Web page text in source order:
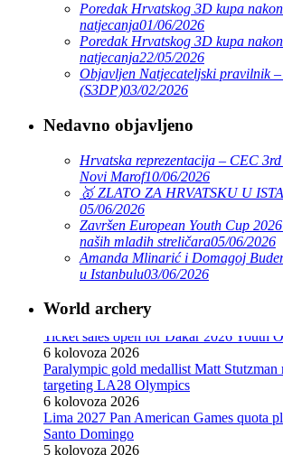
Poredak Hrvatskog 3D kupa
natjecanja01/06/2026
Poredak Hrvatskog 3D kupa
natjecanja22/05/2026
Objavljen Natjecateljski pravilnik
(S3DP)03/02/2026
Nedavno objavljeno
Hrvatska reprezentacija – CEC
Novi Marof10/06/2026
🥇 ZLATO ZA HRVATSKU U
05/06/2026
Završen European Youth Cup
naših mladih streličara05/06/2026
Amanda Mlinarić i Domagoj
u Istanbulu03/06/2026
World archery
6 kolovoza 2026
Paralympic gold medallist Matt Stutzman
targeting LA28 Olympics
6 kolovoza 2026
Lima 2027 Pan American Games quota
Santo Domingo
5 kolovoza 2026